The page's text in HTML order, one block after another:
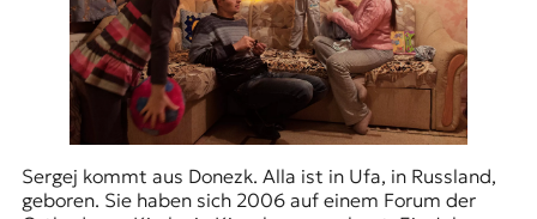
Sergej kommt aus Donezk. Alla ist in Ufa, in Russland,
geboren. Sie haben sich 2006 auf einem Forum der